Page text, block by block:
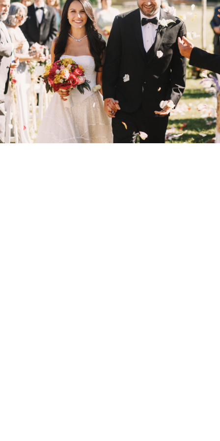
Már nem csak a félköríves, hanem a teljes körré
alakított dísz is divatosnak számít, ráadásul
nagyon különleges!